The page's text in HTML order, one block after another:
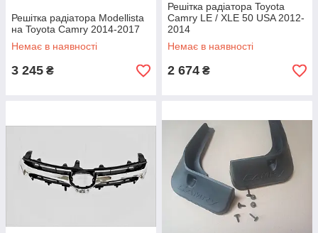
Решітка радіатора Modellista
на Toyota Camry 2014-2017
Немає в наявності
3 245 ₴
Решітка радіатора Toyota
Camry LE / XLE 50 USA 2012-
2014
Немає в наявності
2 674 ₴